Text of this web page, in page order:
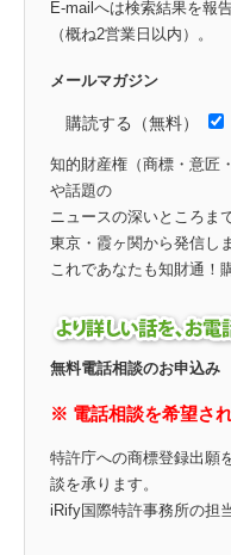
E-mailへは検索結果を報
（概ね2営業日以内）。
メールマガジン
購読する（無料）
知的財産権（商標・意匠
や話題の
ニュースの深いところま
東京・霞ヶ関から発信し
これであなたも知財通！
無料電話相談のお申込み
※ 電話相談を希望さ
特許庁への商標登録出願
談を承ります。
iRify国際特許事務所の担